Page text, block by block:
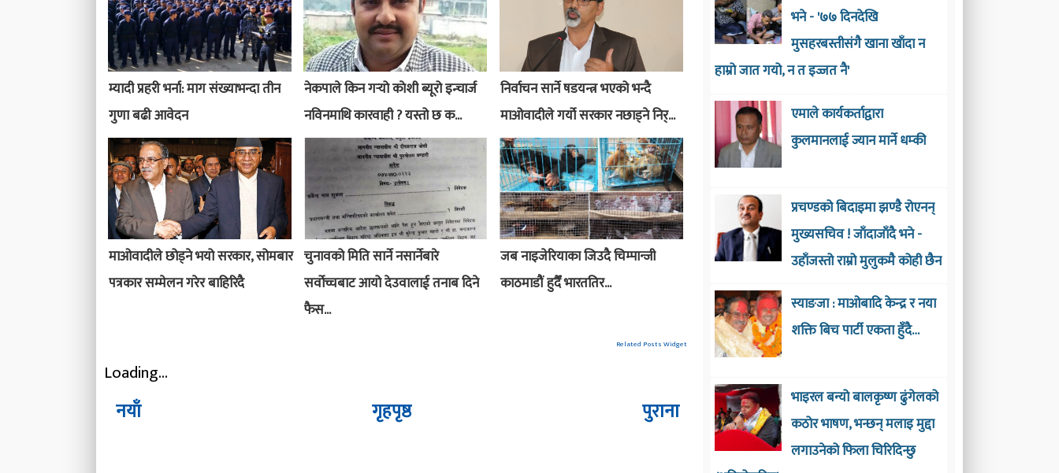
म्यादी प्रहरी भर्ना: माग संख्याभन्दा तीन
गुणा बढी आवेदन
नेकपाले किन गर्‍यो काेशी ब्यूरो इन्चार्ज
नविनमाथि कारवाही ? यस्तो छ क...
निर्वाचन सार्ने षडयन्त्र भएको भन्दै
माओवादीले गर्यो सरकार नछाड्ने निर्...
माओवादीले छोड्ने भयो सरकार, सोमबार
पत्रकार सम्मेलन गरेर बाहिरिदै
चुनावको मिति सार्ने नसार्नेबारे
सर्वोच्चबाट आयो देउवालाई तनाब दिने
फैस...
जब नाइजेरियाका जिउदै चिम्पान्जी
काठमाडौं हुदैँ भारततिर...
Related Posts Widget
Loading...
नयाँ पुराना
गृहपृष्ठ
भने - '७७ दिनदेखि
मुसहरबस्तीसंगै खाना खाँदा न
हाम्रो जात गयो, न त इज्जत नै'
एमाले कार्यकर्ताद्वारा
कुलमानलाई ज्यान मार्ने धम्की
प्रचण्डको बिदाइमा झण्डै रोएनन्
मुख्यसचिव ! जाँदाजाँदै भने -
उहाँजस्तो राम्रो मुलुकमै कोही छैन
स्याङजा : माओबादि केन्द्र र नया
शक्ति बिच पार्टी एकता हुँदै…
भाइरल बन्यो बालकृष्ण ढुंगेलको
कठोर भाषण, भन्छन् मलाइ मुद्दा
लगाउनेको फिला चिरिदिन्छु